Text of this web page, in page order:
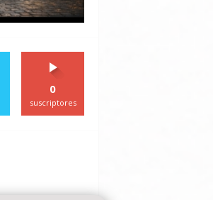
0
suscriptores